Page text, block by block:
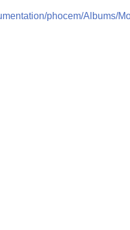
phocem/Albums/